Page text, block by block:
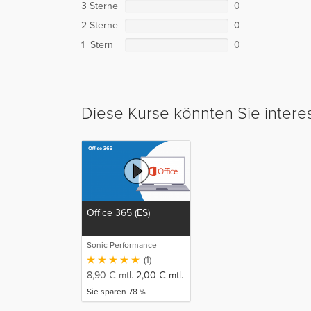
3 Sterne
0
2 Sterne
0
1 Stern
0
Diese Kurse könnten Sie
Office 365 (ES)
Sonic Performance
(1)
8,90€mtl. 2,00 € mtl.
Sie sparen 78 %